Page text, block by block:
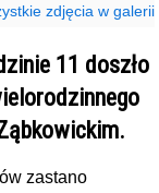
zdjęcia w galerii
11 doszło
zastano